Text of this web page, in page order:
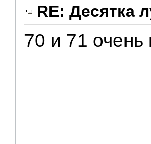
RE: Десятка
70 и 71